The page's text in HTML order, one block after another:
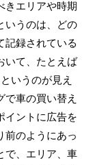
きエリアや時期
いうのは、どの
記録されている
いて、たとえば
いうのが見え
で車の買い替え
イントに広告を
前のようにあっ
で、エリア、車